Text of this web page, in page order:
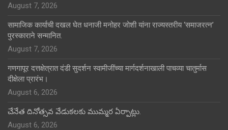
August 7, 2026
सामाजिक कार्याची दखल घेत धनाजी मनोहर जोशी यांना राज्यस्तरीय ‘समाजरत्न’
पुरस्काराने सन्मानित.
August 7, 2026
गणगापूर दत्तक्षेत्रात दंडी सुदर्शन स्वामीजींच्या मार्गदर्शनाखाली पाचव्या चातुर्मास
दीक्षेला प्रारंभ।
August 6, 2026
చేనేత దినోత్సవ వేడుకలకు ముమ్మర ఏర్పాట్లు.
August 6, 2026